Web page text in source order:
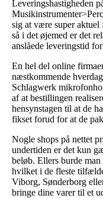
Leveringshastigheden
sig at være super aktuel
så i det øjemed er det
anslåede leveringstid
En hel del online
næstkommende
Schlagwerk
af at bestillingen
hensynstagen til at de
fikset forud for at de
Nogle shops på nettet
undertiden er det kun
beløb. Ellers burde
hvilket i de fleste
Viborg, Sønderborg
bringe dine varer til et